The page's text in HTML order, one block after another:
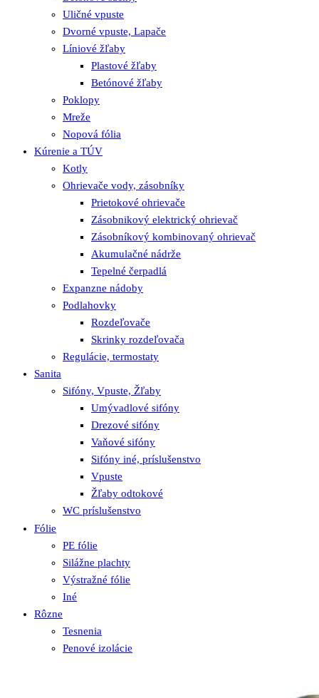
Uličné vpuste
Dvorné vpuste, Lapače
Líniové žľaby
Plastové žľaby
Betónové žľaby
Poklopy
Mreže
Nopová fólia
Kúrenie a TÚV
Kotly
Ohrievače vody, zásobníky
Prietokové ohrievače
Zásobnikový elektrický ohrievač
Zásobníkový kombinovaný ohrievač
Akumulačné nádrže
Tepelné čerpadlá
Expanzne nádoby
Podlahovky
Rozdeľovače
Skrinky rozdeľovača
Regulácie, termostaty
Sanita
Sifóny, Vpuste, Žľaby
Umývadlové sifóny
Drezové sifóny
Vaňové sifóny
Sifóny iné, príslušenstvo
Vpuste
Žľaby odtokové
WC príslušenstvo
Fólie
PE fólie
Silážne plachty
Výstražné fólie
Iné
Rôzne
Tesnenia
Penové izolácie